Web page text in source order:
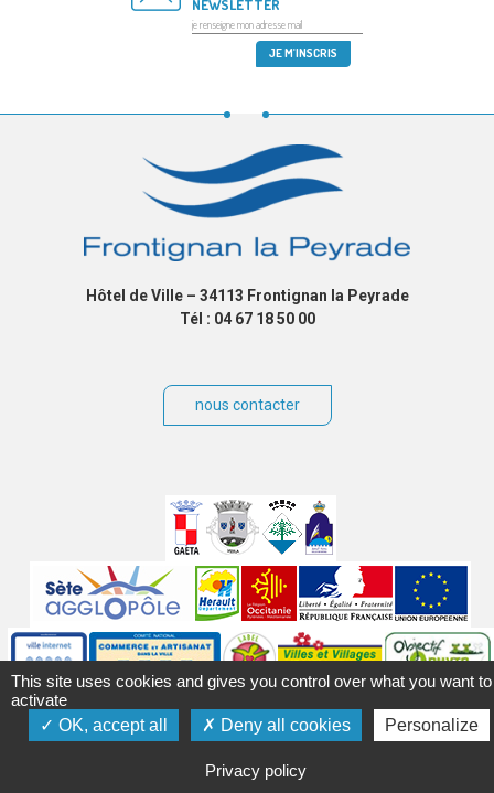
NEWSLETTER
Hôtel de Ville – 34113 Frontignan la Peyrade
Tél : 04 67 18 50 00
nous contacter
partenaires
Labels
Autres
Accessibilité Plan du site
This site uses cookies and gives you control over what you want to
activate
OK, accept all
Deny all cookies Personalize
Privacy policy